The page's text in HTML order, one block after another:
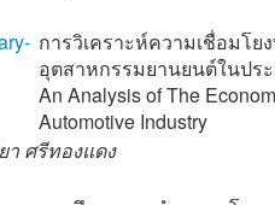
การวิเคราะห์ความเชื่อมโย
อุตสาหกรรมยานยนต์ในปร
An Analysis of The
Automotive Industry
ศรีทองแดง